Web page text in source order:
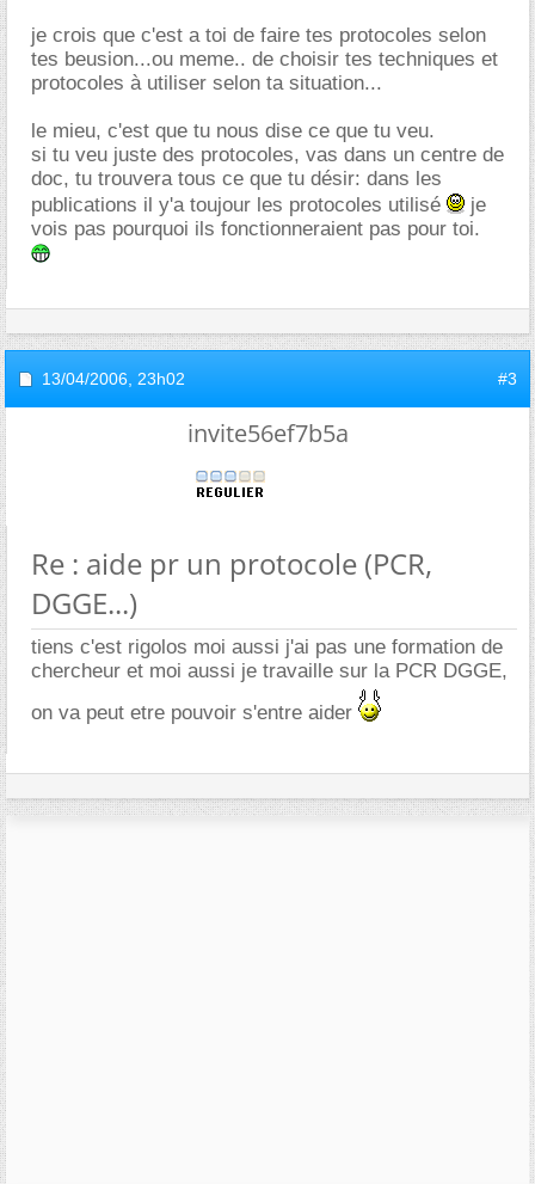
je crois que c'est a toi de faire tes protocoles selon
tes beusion...ou meme.. de choisir tes techniques et
protocoles à utiliser selon ta situation...
le mieu, c'est que tu nous dise ce que tu veu.
si tu veu juste des protocoles, vas dans un centre de
doc, tu trouvera tous ce que tu désir: dans les
publications il y'a toujour les protocoles utilisé
je
vois pas pourquoi ils fonctionneraient pas pour toi.
13/04/2006, 23h02 #3
invite56ef7b5a
Re : aide pr un protocole (PCR,
DGGE...)
tiens c'est rigolos moi aussi j'ai pas une formation de
chercheur et moi aussi je travaille sur la PCR DGGE,
on va peut etre pouvoir s'entre aider